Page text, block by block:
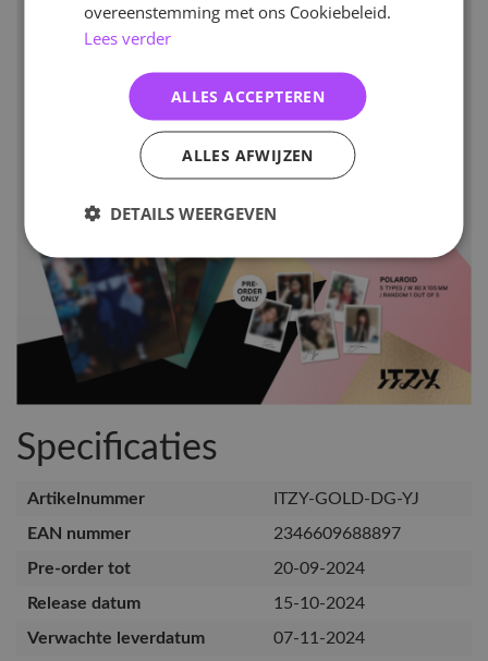
Specificaties
Artikelnummer
ITZY-GOLD-DG-YJ
EAN nummer
2346609688897
Pre-order tot
20-09-2024
Release datum
15-10-2024
Verwachte leverdatum
07-11-2024
overeenstemming met ons Cookiebeleid.
Lees verder
ALLES ACCEPTEREN
ALLES AFWIJZEN
DETAILS WEERGEVEN